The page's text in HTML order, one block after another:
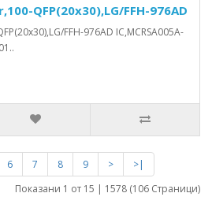
QFP(20x30),LG/FFH-976AD
FFH-976AD IC,MCRSA005A-
6 7 8 9 >
>|
Показани 1 от 15 | 1578 (106 Страници)